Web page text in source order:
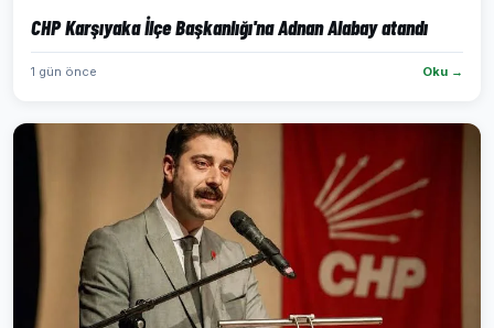
CHP Karşıyaka İlçe Başkanlığı'na Adnan Alabay atandı
1 gün önce Oku →